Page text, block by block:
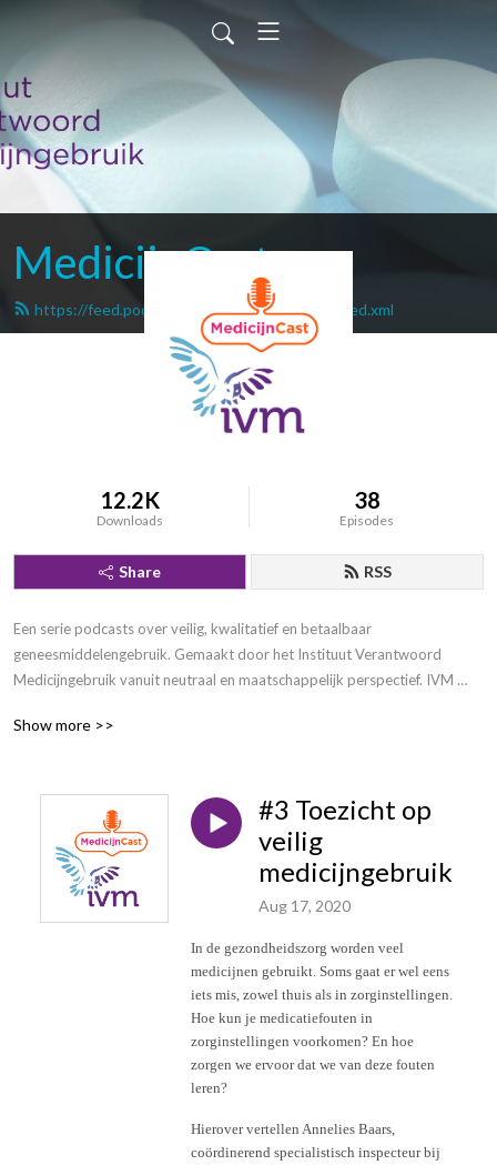
MedicijnCast
https://feed.podbean.com/medicijngebruik/feed.xml
12.2K
Downloads
38
Episodes
Share RSS
Een serie podcasts over veilig, kwalitatief en betaalbaar
geneesmiddelengebruik. Gemaakt door het Instituut Verantwoord
Medicijngebruik vanuit neutraal en maatschappelijk perspectief. IVM
Show more >>
#3 Toezicht op
veilig
medicijngebruik
Aug 17, 2020
In de gezondheidszorg worden veel
medicijnen gebruikt. Soms gaat er wel eens
iets mis, zowel thuis als in zorginstellingen.
Hoe kun je medicatiefouten in
zorginstellingen voorkomen? En hoe
zorgen we ervoor dat we van deze fouten
leren?
Hierover vertellen Annelies Baars,
coördinerend specialistisch inspecteur bij